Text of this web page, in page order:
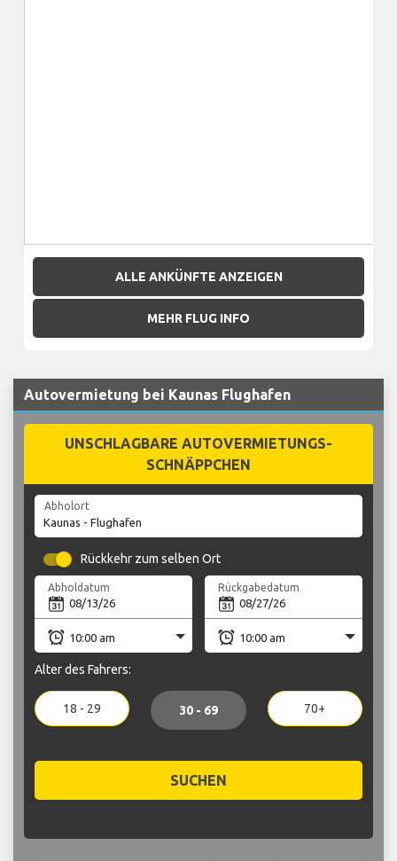
ALLE ANKÜNFTE ANZEIGEN
MEHR FLUG INFO
Autovermietung bei Kaunas Flughafen
UNSCHLAGBARE AUTOVERMIETUNGS-
SCHNÄPPCHEN
Abholort
Rückkehr zum selben Ort
Abholdatum Rückgabedatum
Alter des Fahrers:
18 - 29 30 - 69 70+
SUCHEN